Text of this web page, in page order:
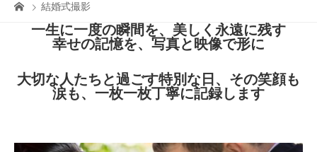
結婚式撮影
一生に一度の瞬間を、美しく永遠に残す
幸せの記憶を、写真と映像で形に
大切な人たちと過ごす特別な日、その笑顔も
涙も、一枚一枚丁寧に記録します